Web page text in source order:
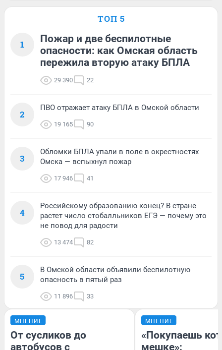
ТОП 5
1
Пожар и две беспилотные
опасности: как Омская область
пережила вторую атаку БПЛА
29 390 22
2
ПВО отражает атаку БПЛА в Омской области
19 165 90
3
Обломки БПЛА упали в поле в окрестностях
Омска — вспыхнул пожар
17 946 41
4
Российскому образованию конец? В стране
растет число стобалльников ЕГЭ — почему это
не повод для радости
13 474 82
5
В Омской области объявили беспилотную
опасность в пятый раз
11 896 33
МНЕНИЕ
От сусликов до
автобусов с
МНЕНИЕ
«Покупаешь
мешке»: